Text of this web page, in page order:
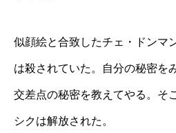
似顔絵と合致したチェ・ドンマ
は殺されていた。自分の秘密を
交差点の秘密を教えてやる。そ
シクは解放された。